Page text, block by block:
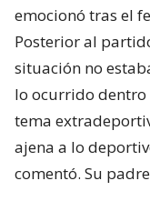
emocionó tras el
Posterior al
situación no
lo ocurrido dentro
tema
ajena a lo
comentó. Su